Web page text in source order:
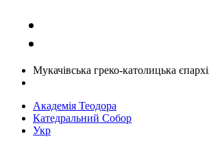
Мукачівська греко-католицька
Академія Теодора
Катедральний Собор
Укр